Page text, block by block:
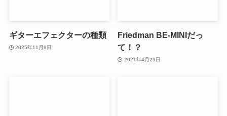
ギターエフェクターの種類
2025年11月9日
Friedman BE-MINIだっ
て！？
2021年4月29日